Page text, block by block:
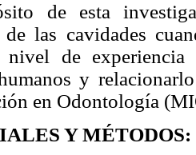
de esta
las cavidades
nivel de experiencia
y
en Odontología
Y MÉTODOS: